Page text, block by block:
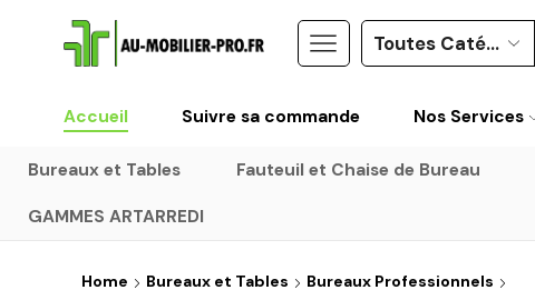
Accueil Suivre sa commande Nos Services
Bureaux et Tables Fauteuil et Chaise de Bureau
GAMMES ARTARREDI
Home Bureaux et Tables
Bureaux Professionnels